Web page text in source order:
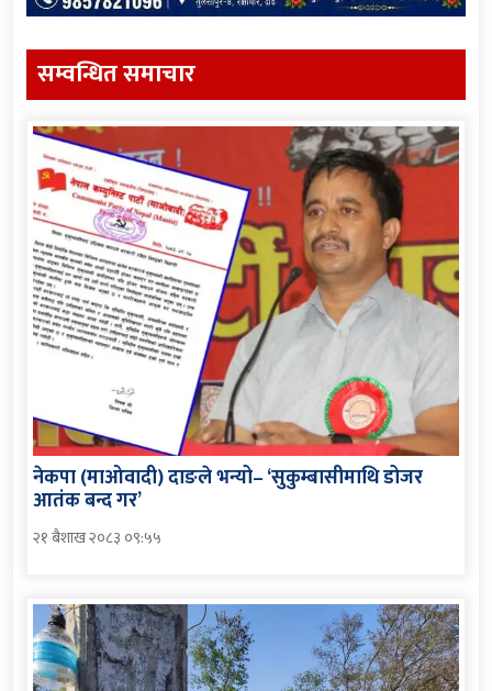
सम्वन्धित समाचार
नेकपा (माओवादी) दाङले भन्यो– ‘सुकुम्बासीमाथि डोजर
आतंक बन्द गर’
२१ बैशाख २०८३ ०९:५५